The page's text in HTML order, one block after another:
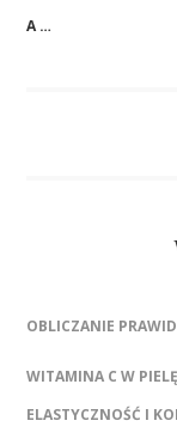
A …
OBLICZANIE
WITAMINA C W
ELASTYCZNOŚĆ I